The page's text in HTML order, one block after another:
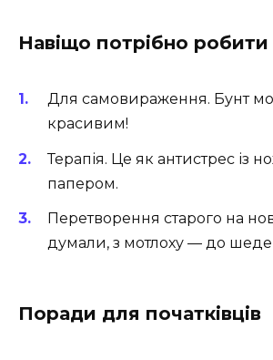
Навіщо потрібно робити
Для самовираження. Бунт
красивим!
Терапія. Це як антистрес із
папером.
Перетворення старого на
думали, з мотлоху — до
Поради для початківців